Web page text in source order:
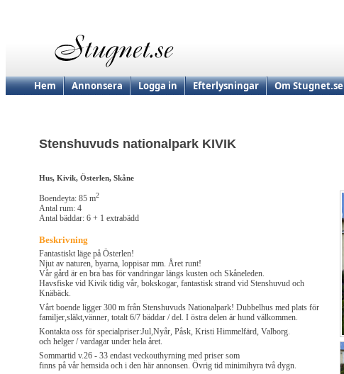
Hem Annonsera Logga in Efterlysningar Om Stugnet.se
Stenshuvuds nationalpark KIVIK
Hus, Kivik, Österlen, Skåne
Boendeyta: 85 m2
Antal rum: 4
Antal bäddar: 6 + 1 extrabädd
Beskrivning
Fantastiskt läge på Österlen!
Njut av naturen, byarna, loppisar mm. Året runt!
Vår gård är en bra bas för vandringar längs kusten och Skåneleden.
Havsfiske vid Kivik tidig vår, bokskogar, fantastisk strand vid Stenshuvud och
Knäbäck.
Vårt boende ligger 300 m från Stenshuvuds Nationalpark! Dubbelhus med plats för
familjer,släkt,vänner, totalt 6/7 bäddar / del. I östra delen är hund välkommen.
Kontakta oss för specialpriser:Jul,Nyår, Påsk, Kristi Himmelfärd, Valborg.
och helger / vardagar under hela året.
Sommartid v.26 - 33 endast veckouthyrning med priser som
finns på vår hemsida och i den här annonsen. Övrig tid minimihyra två dygn.